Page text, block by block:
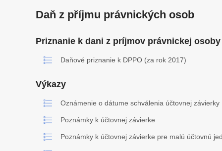
Daň z příjmu právnických osob
Priznanie k dani z príjmov právnickej osoby
Daňové priznanie k DPPO (za rok 2017)
Výkazy
Oznámenie o dátume schválenia účtovnej závierky
Poznámky k účtovnej závierke
Poznámky k účtovnej závierke pre malú účtovnú